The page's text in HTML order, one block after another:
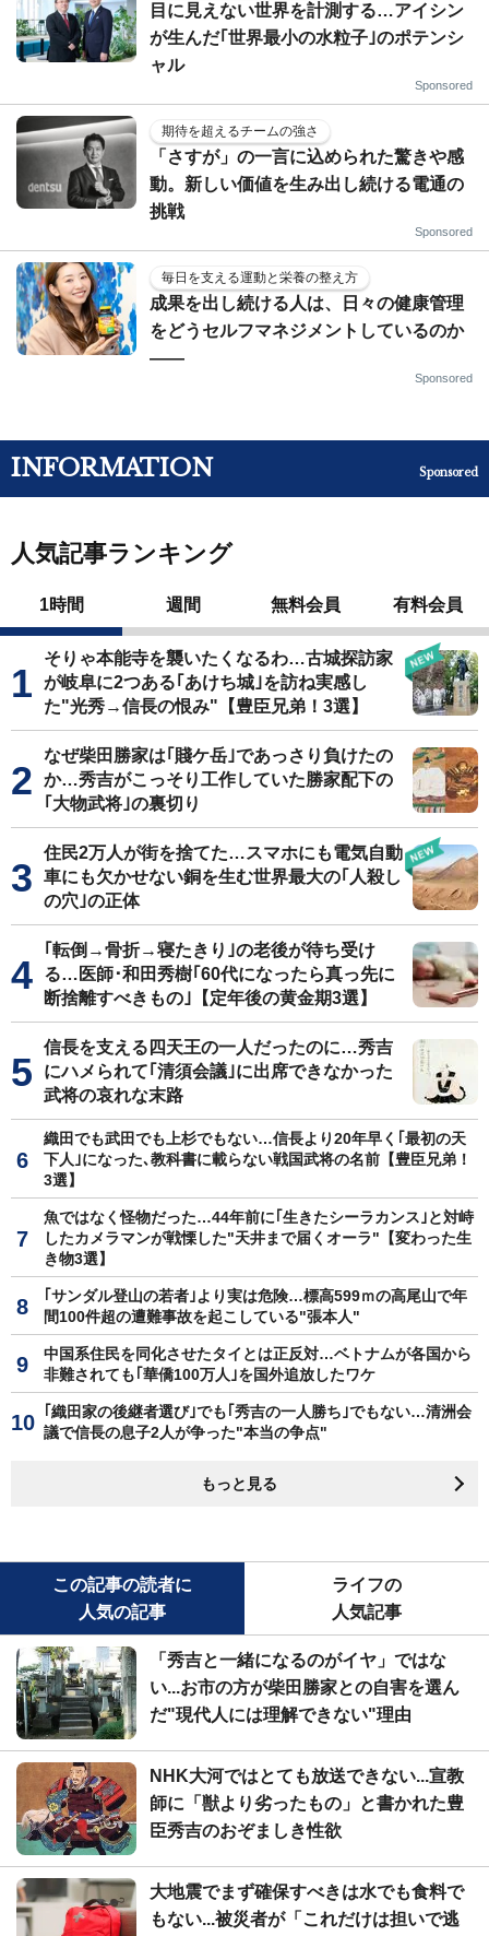
目に見えない世界を計測する…アイシン
が生んだ｢世界最小の水粒子｣のポテンシ
ャル
Sponsored
期待を超えるチームの強さ
「さすが」の一言に込められた驚きや感
動。新しい価値を生み出し続ける電通の
挑戦
Sponsored
毎日を支える運動と栄養の整え方
成果を出し続ける人は、日々の健康管理
をどうセルフマネジメントしているのか
——
Sponsored
INFORMATION Sponsored
人気記事ランキング
1時間 週間 無料会員 有料会員
そりゃ本能寺を襲いたくなるわ…古城探訪家
が岐阜に2つある｢あけち城｣を訪ね実感し
た"光秀→信長の恨み"【豊臣兄弟！3選】
なぜ柴田勝家は｢賤ケ岳｣であっさり負けたの
か…秀吉がこっそり工作していた勝家配下の
｢大物武将｣の裏切り
住民2万人が街を捨てた…スマホにも電気自動
車にも欠かせない銅を生む世界最大の｢人殺し
の穴｣の正体
｢転倒→骨折→寝たきり｣の老後が待ち受け
る…医師･和田秀樹｢60代になったら真っ先に
断捨離すべきもの｣【定年後の黄金期3選】
信長を支える四天王の一人だったのに…秀吉
にハメられて｢清須会議｣に出席できなかった
武将の哀れな末路
織田でも武田でも上杉でもない…信長より20年早く｢最初の天
下人｣になった､教科書に載らない戦国武将の名前【豊臣兄弟！
3選】
魚ではなく怪物だった…44年前に｢生きたシーラカンス｣と対峙
したカメラマンが戦慄した"天井まで届くオーラ"【変わった生
き物3選】
｢サンダル登山の若者｣より実は危険…標高599ｍの高尾山で年
間100件超の遭難事故を起こしている"張本人"
中国系住民を同化させたタイとは正反対…ベトナムが各国から
非難されても｢華僑100万人｣を国外追放したワケ
｢織田家の後継者選び｣でも｢秀吉の一人勝ち｣でもない…清洲会
議で信長の息子2人が争った"本当の争点"
もっと見る
この記事の読者に
人気の記事
ライフの
人気記事
「秀吉と一緒になるのがイヤ」ではな
い...お市の方が柴田勝家との自害を選ん
だ"現代人には理解できない"理由
NHK大河ではとても放送できない...宣教
師に「獣より劣ったもの」と書かれた豊
臣秀吉のおぞましき性欲
大地震でまず確保すべきは水でも食料で
もない...被災者が「これだけは担いで逃